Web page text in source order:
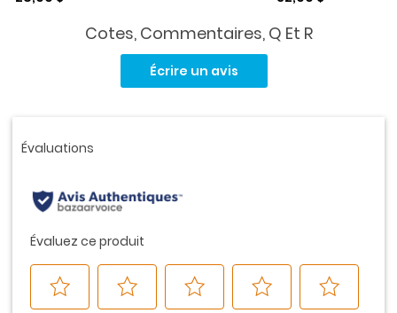
Cotes, Commentaires, Q Et R
la
Écrire un avis